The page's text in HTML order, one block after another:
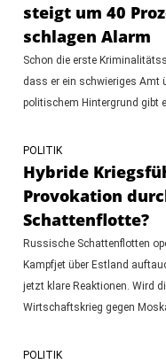
steigt um 40
schlagen Alarm
Schon die erste
dass er ein schwieriges Amt
politischem Hintergrund gibt
POLITIK
Hybride
Provokation
Schattenflotte?
Russische Schattenflotten
Kampfjet über Estland
jetzt klare Reaktionen. Wird
Wirtschaftskrieg gegen
POLITIK